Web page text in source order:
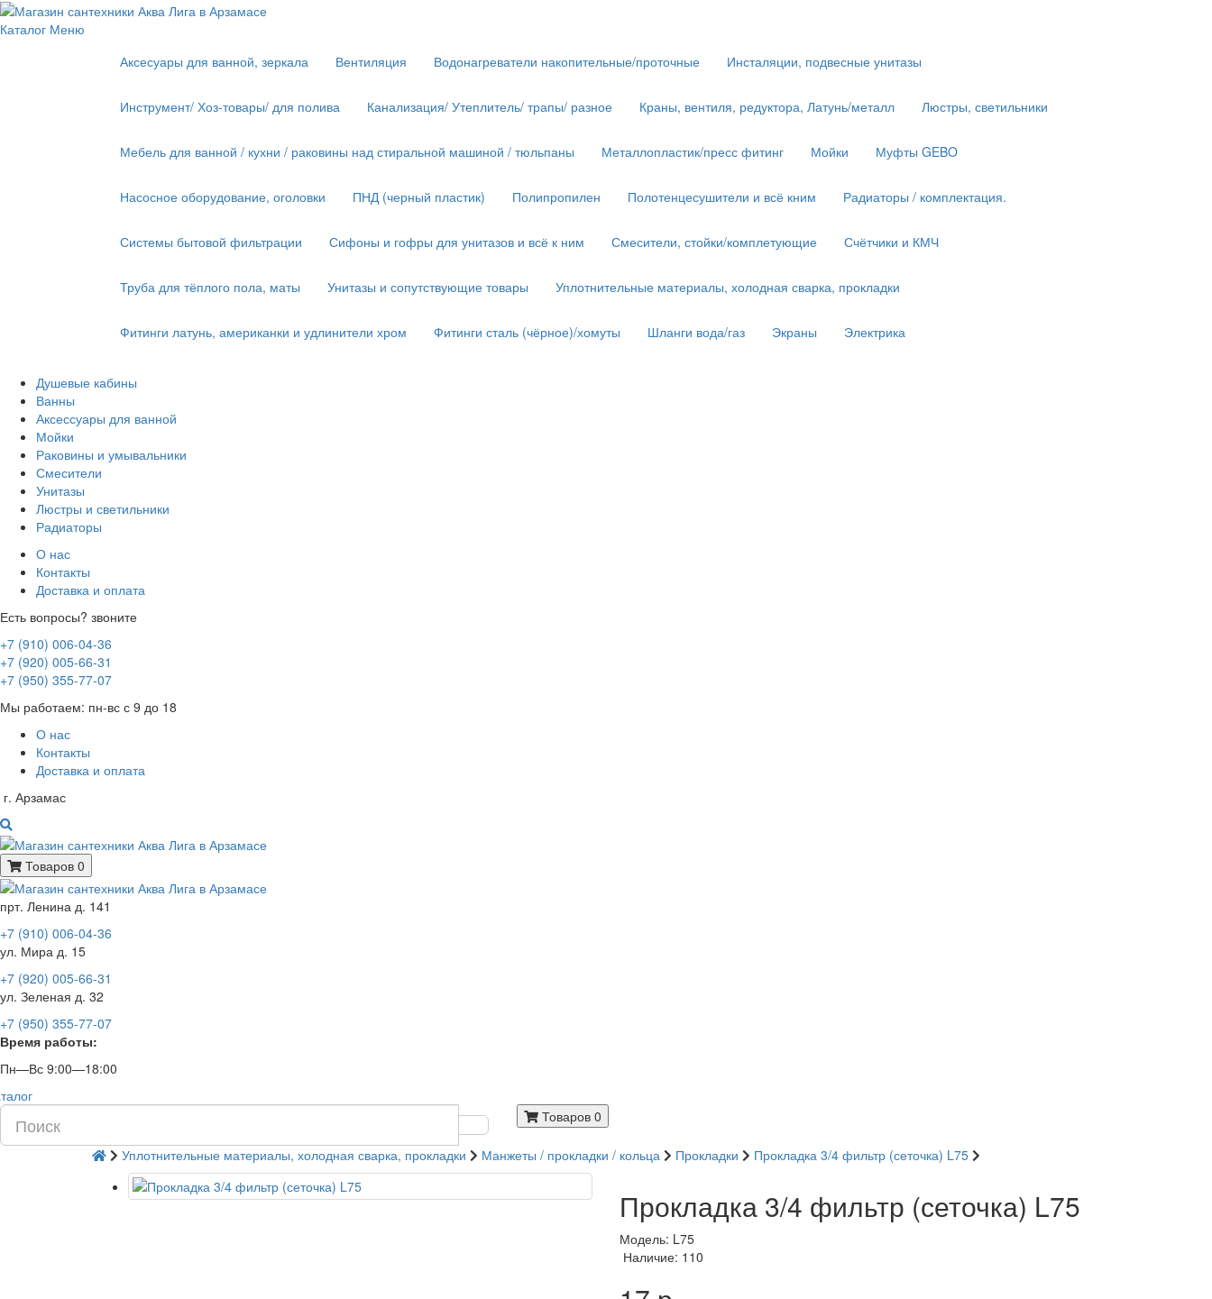
Каталог Меню
Аксесуары для ванной, зеркала
Вентиляция Водонагреватели накопительные/проточные Инсталяции, подвесные унитазы
Инструмент/ Хоз-товары/ для полива Канализация/ Утеплитель/ трапы/ разное Краны, вентиля, редуктора, Латунь/металл Люстры, светильники
Мебель для ванной / кухни / раковины над стиральной машиной / тюльпаны Металлопластик/пресс фитинг Мойки Муфты GEBO
Насосное оборудование, оголовки ПНД (черный пластик) Полипропилен Полотенцесушители и всё кним Радиаторы / комплектация.
Системы бытовой фильтрации Сифоны и гофры для унитазов и всё к ним Смесители, стойки/комплетующие Счётчики и КМЧ
Труба для тёплого пола, маты Унитазы и сопутствующие товары Уплотнительные материалы, холодная сварка, прокладки
Фитинги латунь, американки и удлинители хром Фитинги сталь (чёрное)/хомуты Шланги вода/газ Экраны Электрика
Душевые кабины
Ванны
Аксессуары для ванной
Мойки
Раковины и умывальники
Смесители
Унитазы
Люстры и светильники
Радиаторы
О нас
Контакты
Доставка и оплата
Есть вопросы? звоните
+7 (910) 006-04-36
+7 (920) 005-66-31
+7 (950) 355-77-07
Мы работаем: пн-вс с 9 до 18
О нас
Контакты
Доставка и оплата
г. Арзамас
Товаров 0
прт. Ленина д. 141
+7 (910) 006-04-36
ул. Мира д. 15
+7 (920) 005-66-31
ул. Зеленая д. 32
+7 (950) 355-77-07
Время работы:
Пн—Вс 9:00—18:00
Товаров 0
Уплотнительные материалы, холодная сварка, прокладки Манжеты / прокладки / кольца Прокладки Прокладка 3/4 фильтр (сеточка) L75
Прокладка 3/4 фильтр (сеточка) L75
Модель: L75
Наличие: 110